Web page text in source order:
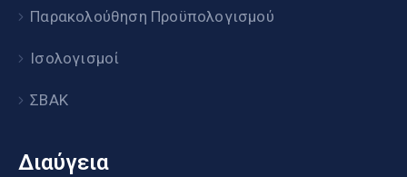
Παρακολούθηση Προϋπολογισμού
Ισολογισμοί
ΣΒΑΚ
Διαύγεια